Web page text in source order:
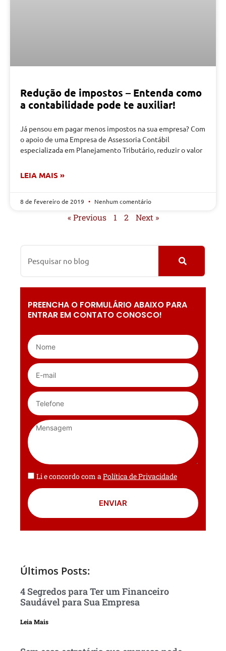
Redução de impostos – Entenda como
a contabilidade pode te auxiliar!
Já pensou em pagar menos impostos na sua empresa? Com
o apoio de uma Empresa de Assessoria Contábil
especializada em Planejamento Tributário, reduzir o valor
LEIA MAIS »
8 de fevereiro de 2019 Nenhum comentário
« Previous 1 2 Next »
PREENCHA O FORMULÁRIO ABAIXO PARA
ENTRAR EM CONTATO CONOSCO!
Li e concordo com aPolítica de Privacidade
ENVIAR
Últimos Posts:
4 Segredos para Ter um Financeiro
Saudável para Sua Empresa
Leia Mais